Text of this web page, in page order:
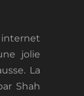
internet
jolie
La
Shah